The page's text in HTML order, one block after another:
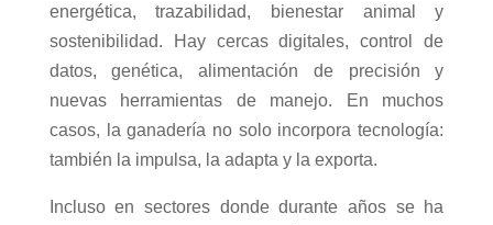
energética, trazabilidad, bienestar animal y
sostenibilidad. Hay cercas digitales, control de
datos, genética, alimentación de precisión y
nuevas herramientas de manejo. En muchos
casos, la ganadería no solo incorpora tecnología:
también la impulsa, la adapta y la exporta.
Incluso en sectores donde durante años se ha